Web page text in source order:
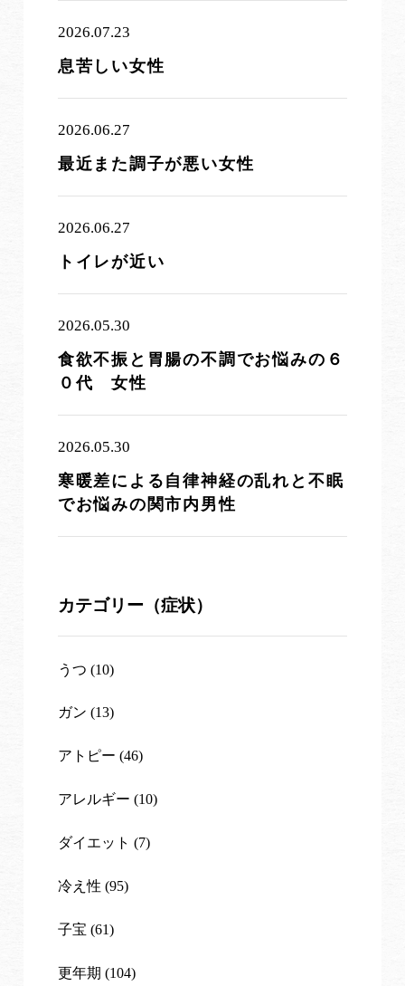
2026.07.23
息苦しい女性
2026.06.27
最近また調子が悪い女性
2026.06.27
トイレが近い
2026.05.30
食欲不振と胃腸の不調でお悩みの６
０代 女性
2026.05.30
寒暖差による自律神経の乱れと不眠
でお悩みの関市内男性
カテゴリー（症状）
うつ (10)
ガン (13)
アトピー (46)
アレルギー (10)
ダイエット (7)
冷え性 (95)
子宝 (61)
更年期 (104)